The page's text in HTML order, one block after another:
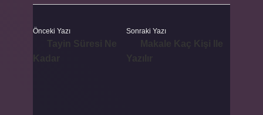
Önceki Yazı Sonraki Yazı